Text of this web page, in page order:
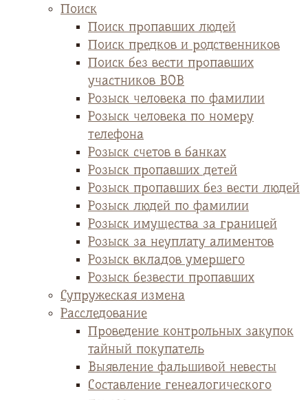
Поиск
Поиск пропавших людей
Поиск предков и родственников
Поиск без вести пропавших
участников ВОВ
Розыск человека по фамилии
Розыск человека по номеру
телефона
Розыск счетов в банках
Розыск пропавших детей
Розыск пропавших без вести людей
Розыск людей по фамилии
Розыск имущества за границей
Розыск за неуплату алиментов
Розыск вкладов умершего
Розыск безвести пропавших
Супружеская измена
Расследование
Проведение контрольных закупок
тайный покупатель
Выявление фальшивой невесты
Cоставление генеалогического